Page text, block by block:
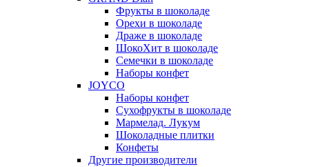
Фрукты в шоколаде
Орехи в шоколаде
Драже в шоколаде
ШокоХит в шоколаде
Семечки в шоколаде
Наборы конфет
JOYCO
Наборы конфет
Сухофрукты в шоколаде
Мармелад. Лукум
Шоколадные плитки
Конфеты
Другие производители